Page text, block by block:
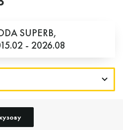
SUPERB,
- 2026.08